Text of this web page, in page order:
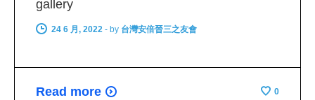
gallery
24 6 月, 2022 - by 台灣安倍晉三之友會
Read more 0